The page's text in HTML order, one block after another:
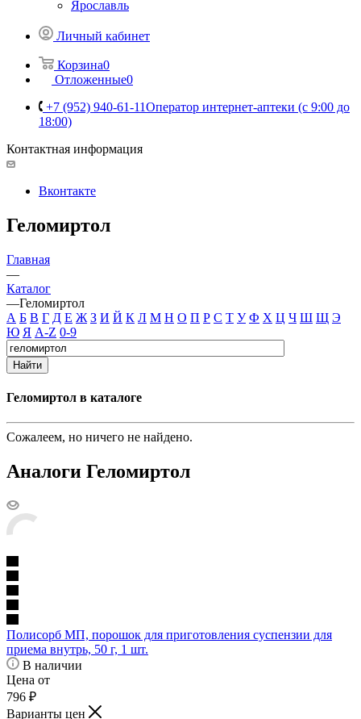
Ярославль
Личный кабинет
Корзина0
Отложенные0
+7 (952) 940-61-11Оператор интернет-аптеки (с 9:00 до
18:00)
Контактная информация
Вконтакте
Геломиртол
Главная
—
Каталог
—Геломиртол
А Б В Г Д Е Ж З И Й К Л М Н О П Р С Т У Ф Х Ц Ч Ш Щ Э
Ю Я A-Z 0-9
Найти
Геломиртол в каталоге
Сожалеем, но ничего не найдено.
Аналоги Геломиртол
Полисорб МП, порошок для приготовления суспензии для
приема внутрь, 50 г, 1 шт.
В наличии
Цена от
796 ₽
Варианты цен